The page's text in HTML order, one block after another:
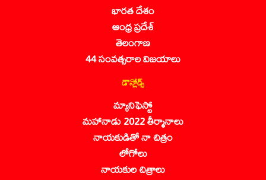
భారత దేశం
ఆంధ్ర ప్రదేశ్
తెలంగాణ
44 సంవత్సరాల విజయాలు
డౌన్లోడ్స్
మ్యానిఫెస్టో
మహానాడు 2022 తీర్మానాలు
నాయకుడితో నా చిత్రం
లోగోలు
నాయకుల చిత్రాలు